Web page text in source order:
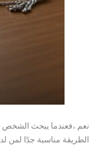
نعم ،فعندما يبحث الشخص
الطريقة مناسبة جدًا لمن